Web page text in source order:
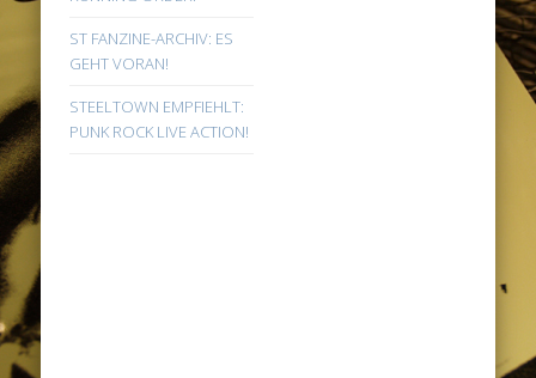
ST FANZINE-ARCHIV: ES
GEHT VORAN!
STEELTOWN EMPFIEHLT:
PUNK ROCK LIVE ACTION!